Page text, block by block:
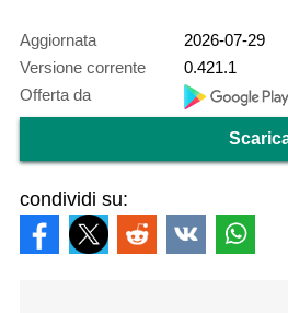
Aggiornata
2026-07-29
Versione corrente
0.421.1
Offerta da
condividi su: